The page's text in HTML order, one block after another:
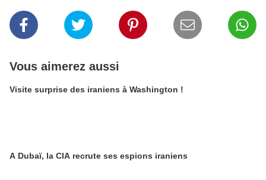
Vous aimerez aussi
Visite surprise des iraniens à Washington !
A Dubaï, la CIA recrute ses espions iraniens